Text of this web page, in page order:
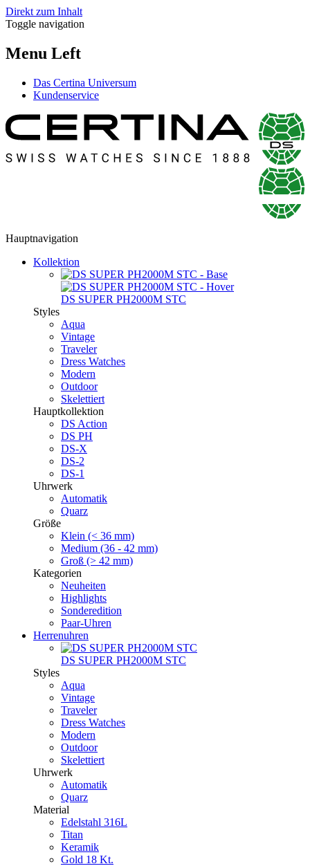
Direkt zum Inhalt
Toggle navigation
Menu Left
Das Certina Universum
Kundenservice
Hauptnavigation
Kollektion
DS SUPER PH2000M STC
Styles
Aqua
Vintage
Traveler
Dress Watches
Modern
Outdoor
Skelettiert
Hauptkollektion
DS Action
DS PH
DS-X
DS-2
DS-1
Uhrwerk
Automatik
Quarz
Größe
Klein (< 36 mm)
Medium (36 - 42 mm)
Groß (> 42 mm)
Kategorien
Neuheiten
Highlights
Sonderedition
Paar-Uhren
Herrenuhren
DS SUPER PH2000M STC
Styles
Aqua
Vintage
Traveler
Dress Watches
Modern
Outdoor
Skelettiert
Uhrwerk
Automatik
Quarz
Material
Edelstahl 316L
Titan
Keramik
Gold 18 Kt.